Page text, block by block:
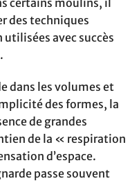
certains moulins, il
des techniques
avec succès
dans les volumes et
des formes, la
de grandes
de la « respiration
d’espace.
passe souvent